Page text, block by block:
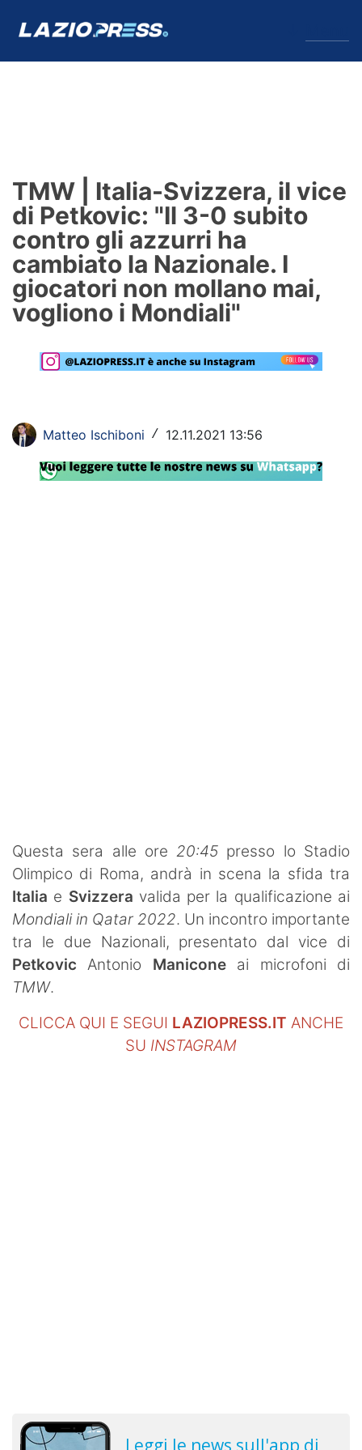
Formello
Infortuni
Primavera
Calciomercato
Lazio Women
Social
Calcio
TMW | Italia-Svizzera, il vice
di Petkovic: "Il 3-0 subito
contro gli azzurri ha
cambiato la Nazionale. I
giocatori non mollano mai,
vogliono i Mondiali"
Matteo Ischiboni / 12.11.2021 13:56
Questa sera alle ore 20:45 presso lo Stadio
Olimpico di Roma, andrà in scena la sfida tra
Italia e Svizzera valida per la qualificazione ai
Mondiali in Qatar 2022. Un incontro importante
tra le due Nazionali, presentato dal vice di
Petkovic Antonio Maniconeai microfoni di
TMW.
CLICCA QUI E SEGUI LAZIOPRESS.IT ANCHE
SU INSTAGRAM